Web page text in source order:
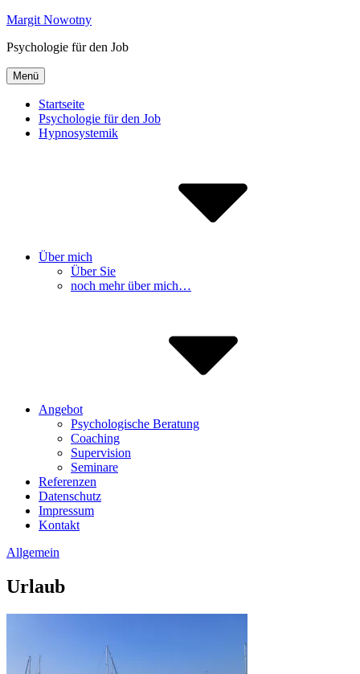
Inhalte
Margit Nowotny
Psychologie für den Job
Menü
Startseite
Psychologie für den Job
Hypnosystemik
Über mich
Über Sie
noch mehr über mich…
Angebot
Psychologische Beratung
Coaching
Supervision
Seminare
Referenzen
Datenschutz
Impressum
Kontakt
Allgemein
Urlaub